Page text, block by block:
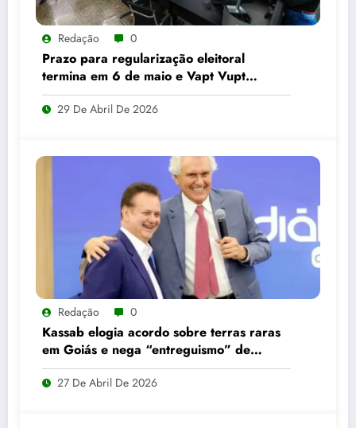
Redação 0
Prazo para regularização eleitoral
termina em 6 de maio e Vapt Vupt
reforça alerta em Goiás
29 De Abril De 2026
Redação 0
Kassab elogia acordo sobre terras raras
em Goiás e nega “entreguismo” de
Caiado
27 De Abril De 2026